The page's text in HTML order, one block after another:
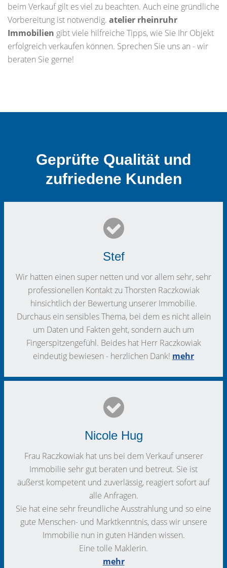
beim Verkauf gilt es viel zu beachten. Auch eine gründliche
Vorbereitung ist notwendig. atelier rheinruhr
Immobilien gibt viele hilfreiche Tipps, wie Sie Ihr Objekt
erfolgreich verkaufen können. Sprechen Sie uns an - wir
beraten Sie gerne!
Geprüfte Qualität und
zufriedene Kunden
Stef
Wir hatten einen super netten und vor allem sehr, sehr
professionellen Kontakt zu Thorsten Raczkowiak
hinsichtlich der Bewertung unserer Immobilie.
Durchaus ein sensibles Thema, bei dem es nicht allein
um Daten und Fakten geht, sondern auch um
Fingerspitzengefühl. Beides hat Herr Raczkowiak
eindeutig bewiesen - herzlichen Dank! mehr
Nicole Hug
Frau Raczkowiak hat uns bei dem Verkauf unserer
Immobilie sehr gut beraten und betreut. Sie ist
äußerst kompetent und zuverlässig, reagiert sofort auf
alle Anfragen.
Sie hat eine sehr freundliche Ausstrahlung und so eine
gute Menschen- und Marktkenntnis, dass wir unsere
Immobilie nun in guten Händen wissen.
Eine tolle Maklerin.
mehr